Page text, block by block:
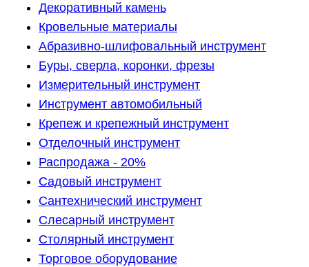
Декоративный камень
Кровельные материалы
Абразивно-шлифовальный инструмент
Буры, сверла, коронки, фрезы
Измерительный инструмент
Инструмент автомобильный
Крепеж и крепежный инструмент
Отделочный инструмент
Распродажа - 20%
Садовый инструмент
Сантехнический инструмент
Слесарный инструмент
Столярный инструмент
Торговое оборудование